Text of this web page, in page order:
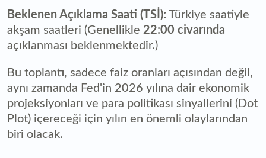
Beklenen Açıklama Saati (TSİ): Türkiye saatiyle
akşam saatleri (Genellikle 22:00 civarında
açıklanması beklenmektedir.)
Bu toplantı, sadece faiz oranları açısından değil,
aynı zamanda Fed'in 2026 yılına dair ekonomik
projeksiyonları ve para politikası sinyallerini (Dot
Plot) içereceği için yılın en önemli olaylarından
biri olacak.